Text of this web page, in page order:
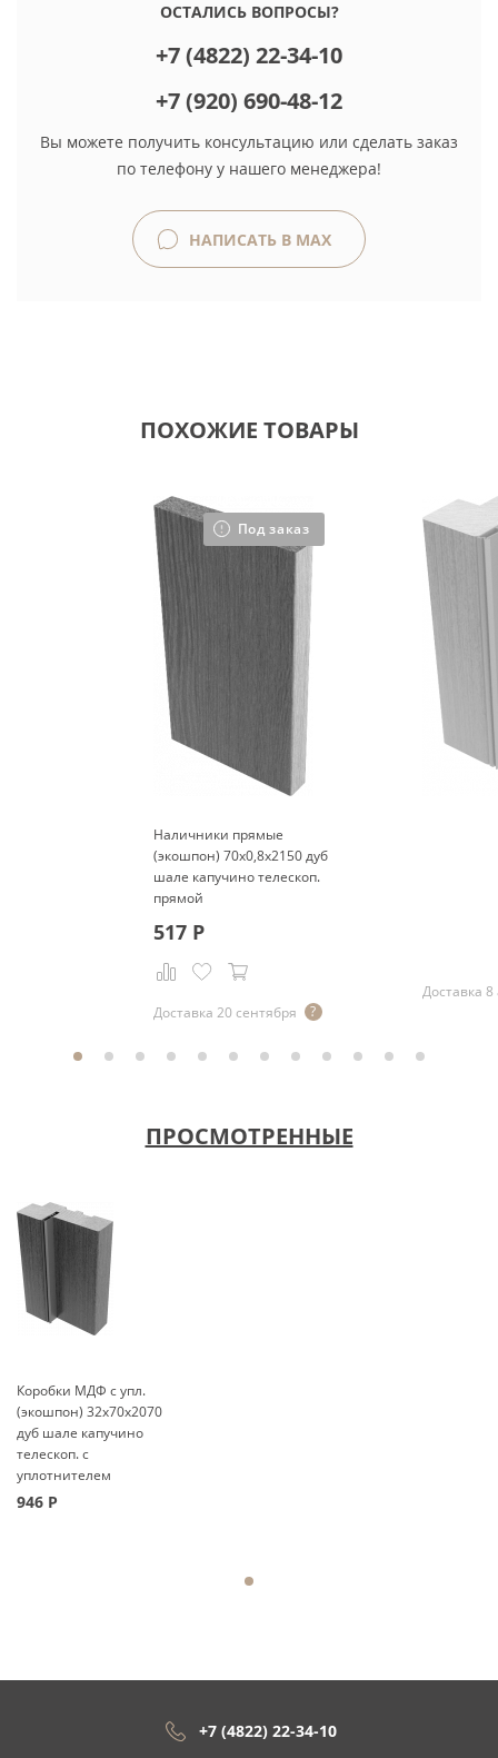
ОСТАЛИСЬ ВОПРОСЫ?
+7 (4822) 22-34-10
+7 (920) 690-48-12
Вы можете получить консультацию или сделать заказ
по телефону у нашего менеджера!
НАПИСАТЬ В MAX
ПОХОЖИЕ ТОВАРЫ
Под заказ
Наличники прямые
(экошпон) 70x0,8x2150 дуб
шале капучино телескоп.
прямой
517Р
Доставка 20 сентября
Доставка 8
ПРОСМОТРЕННЫЕ
Коробки МДФ с упл.
(экошпон) 32x70x2070
дуб шале капучино
телескоп. с
уплотнителем
946 Р
+7 (4822) 22-34-10